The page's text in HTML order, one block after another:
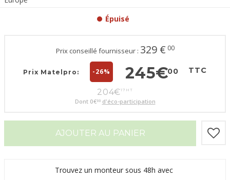
Épuisé
Prix conseillé fournisseur : 329 € 00
Prix Matelpro: -26% 245€00 TTC
204€17 HT
Dont 0€00 d'éco-participation
AJOUTER AU PANIER
Trouvez un monteur sous 48h avec